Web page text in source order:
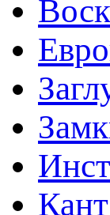
Кант